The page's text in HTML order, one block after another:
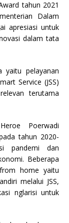
tahun 2021
Dalam
apresiasi untuk
dalam tata
yaitu pelayanan
Service (JSS)
terutama
Poerwadi
tahun 2020-
pandemi dan
Beberapa
home yaitu
melalui JSS,
nglarisi untuk